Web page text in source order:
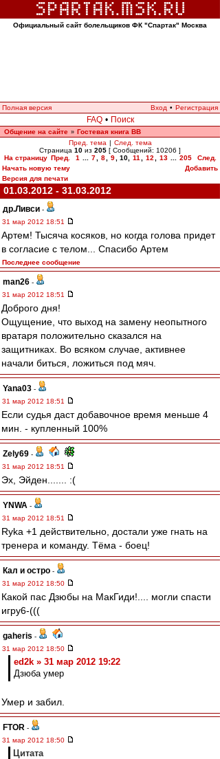
Официальный сайт болельщиков ФК "Спартак" Москва
Полная версия Вход • Регистрация
FAQ • Поиск
Общение на сайте » Гостевая книга ВВ
Пред. тема | След. тема
Страница 10 из 205 [ Сообщений: 10206 ]
На страницу Пред. 1 7 8 9 10, 11 12 13 205
След.
Начать новую тему
Добавить
Версия для печати
01.03.2012 - 31.03.2012
др.Ливси -
31 мар 2012 18:51
Артем! Тысяча косяков, но когда голова придет
в согласие с телом... Спасибо Артем
Последнее сообщение
man26 -
31 мар 2012 18:51
Доброго дня!
Ощущение, что выход на замену неопытного
вратаря положительно сказался на
защитниках. Во всяком случае, активнее
начали биться, ложиться под мяч.
Yana03 -
31 мар 2012 18:51
Если судья даст добавочное время меньше 4
мин. - купленный 100%
Zely69 -
31 мар 2012 18:51
Эх, Эйден....... :(
YNWA -
31 мар 2012 18:51
Ryka +1 действительно, достали уже гнать на
тренера и команду. Тёма - боец!
Кал и остро -
31 мар 2012 18:50
Какой пас Дзюбы на МакГиди!.... могли спасти
игру6-(((
gaheris -
31 мар 2012 18:50
ed2k » 31 мар 2012 19:22
Дзюба умер
Умер и забил.
FTOR -
31 мар 2012 18:50
Цитата